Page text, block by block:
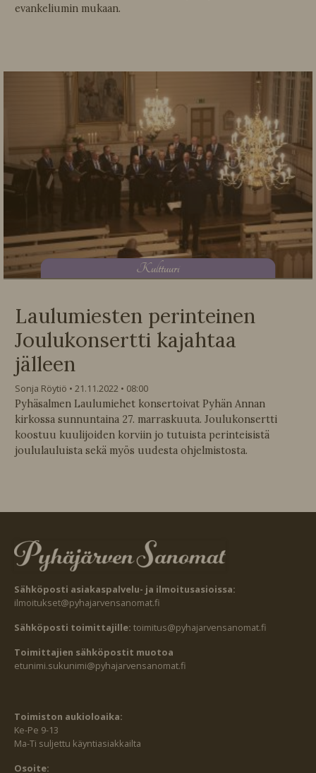
evankeliumin mukaan.
Kulttuuri
Laulumiesten perinteinen
Joulukonsertti kajahtaa
jälleen
Sonja Röytiö 21.11.2022
08:00
Pyhäsalmen Laulumiehet konsertoivat Pyhän Annan
kirkossa sunnuntaina 27. marraskuuta. Joulukonsertti
koostuu kuulijoiden korviin jo tutuista perinteisistä
joululauluista sekä myös uudesta ohjelmistosta.
Sähköposti asiakaspalvelu- ja ilmoitusasioissa:
ilmoitukset@pyhajarvensanomat.fi
Sähköposti toimittajille: toimitus@pyhajarvensanomat.fi
Toimittajien sähköpostit muotoa
etunimi.sukunimi@pyhajarvensanomat.fi
Toimiston aukioloaika:
Ke-Pe 9-13
Ma-Ti suljettu käyntiasiakkailta
Osoite: